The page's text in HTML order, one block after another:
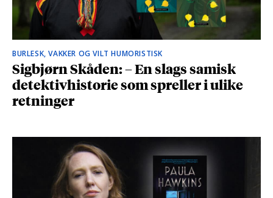
BURLESK, VAKKER OG VILT HUMORISTISK
Sigbjørn Skåden: – En slags samisk
detektivhistorie som spreller i ulike
retninger